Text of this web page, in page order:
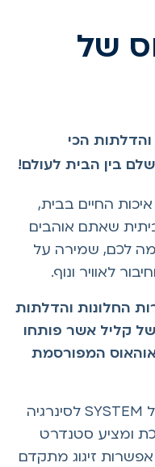
של
הכי
בין הבית לעולם!
החיים בבית,
שאתם אוהבים
לכם, שמירה על
לאוויר ונוף.
החלונות והדלתות
קליל אשר פותחו
המפורסמת
סגנון באוהאוס פותח בשיטת קליל SYSTEM לסינרגיה
ומציע סטנדרט
זיגוג מתקדם